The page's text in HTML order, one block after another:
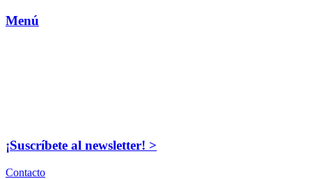
Menú
¡Suscríbete al newsletter! >
Contacto